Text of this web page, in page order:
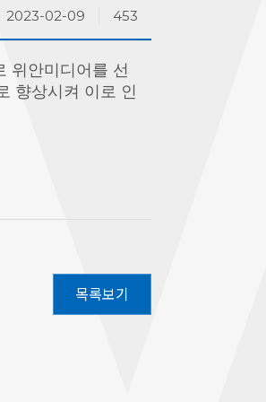
2023-02-09 453
위안미디어를 선
향상시켜 이로 인
목록보기